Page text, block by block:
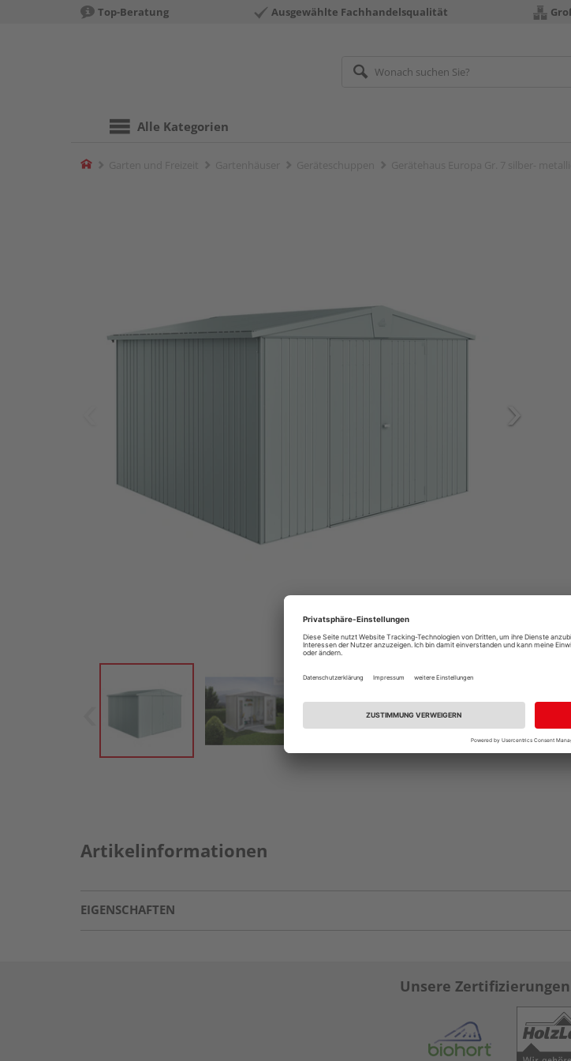
Top-Beratung Ausgewählte Fachhandelsqualität
Alle Kategorien
Home
Artikelinformationen
EIGENSCHAFTEN
Unsere